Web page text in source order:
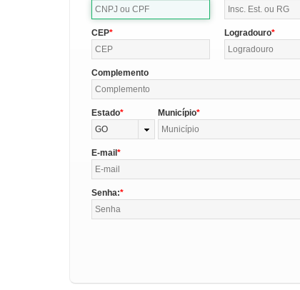
CEP Logradouro
Complemento
Estado
GO
Município
E-mail
Senha: